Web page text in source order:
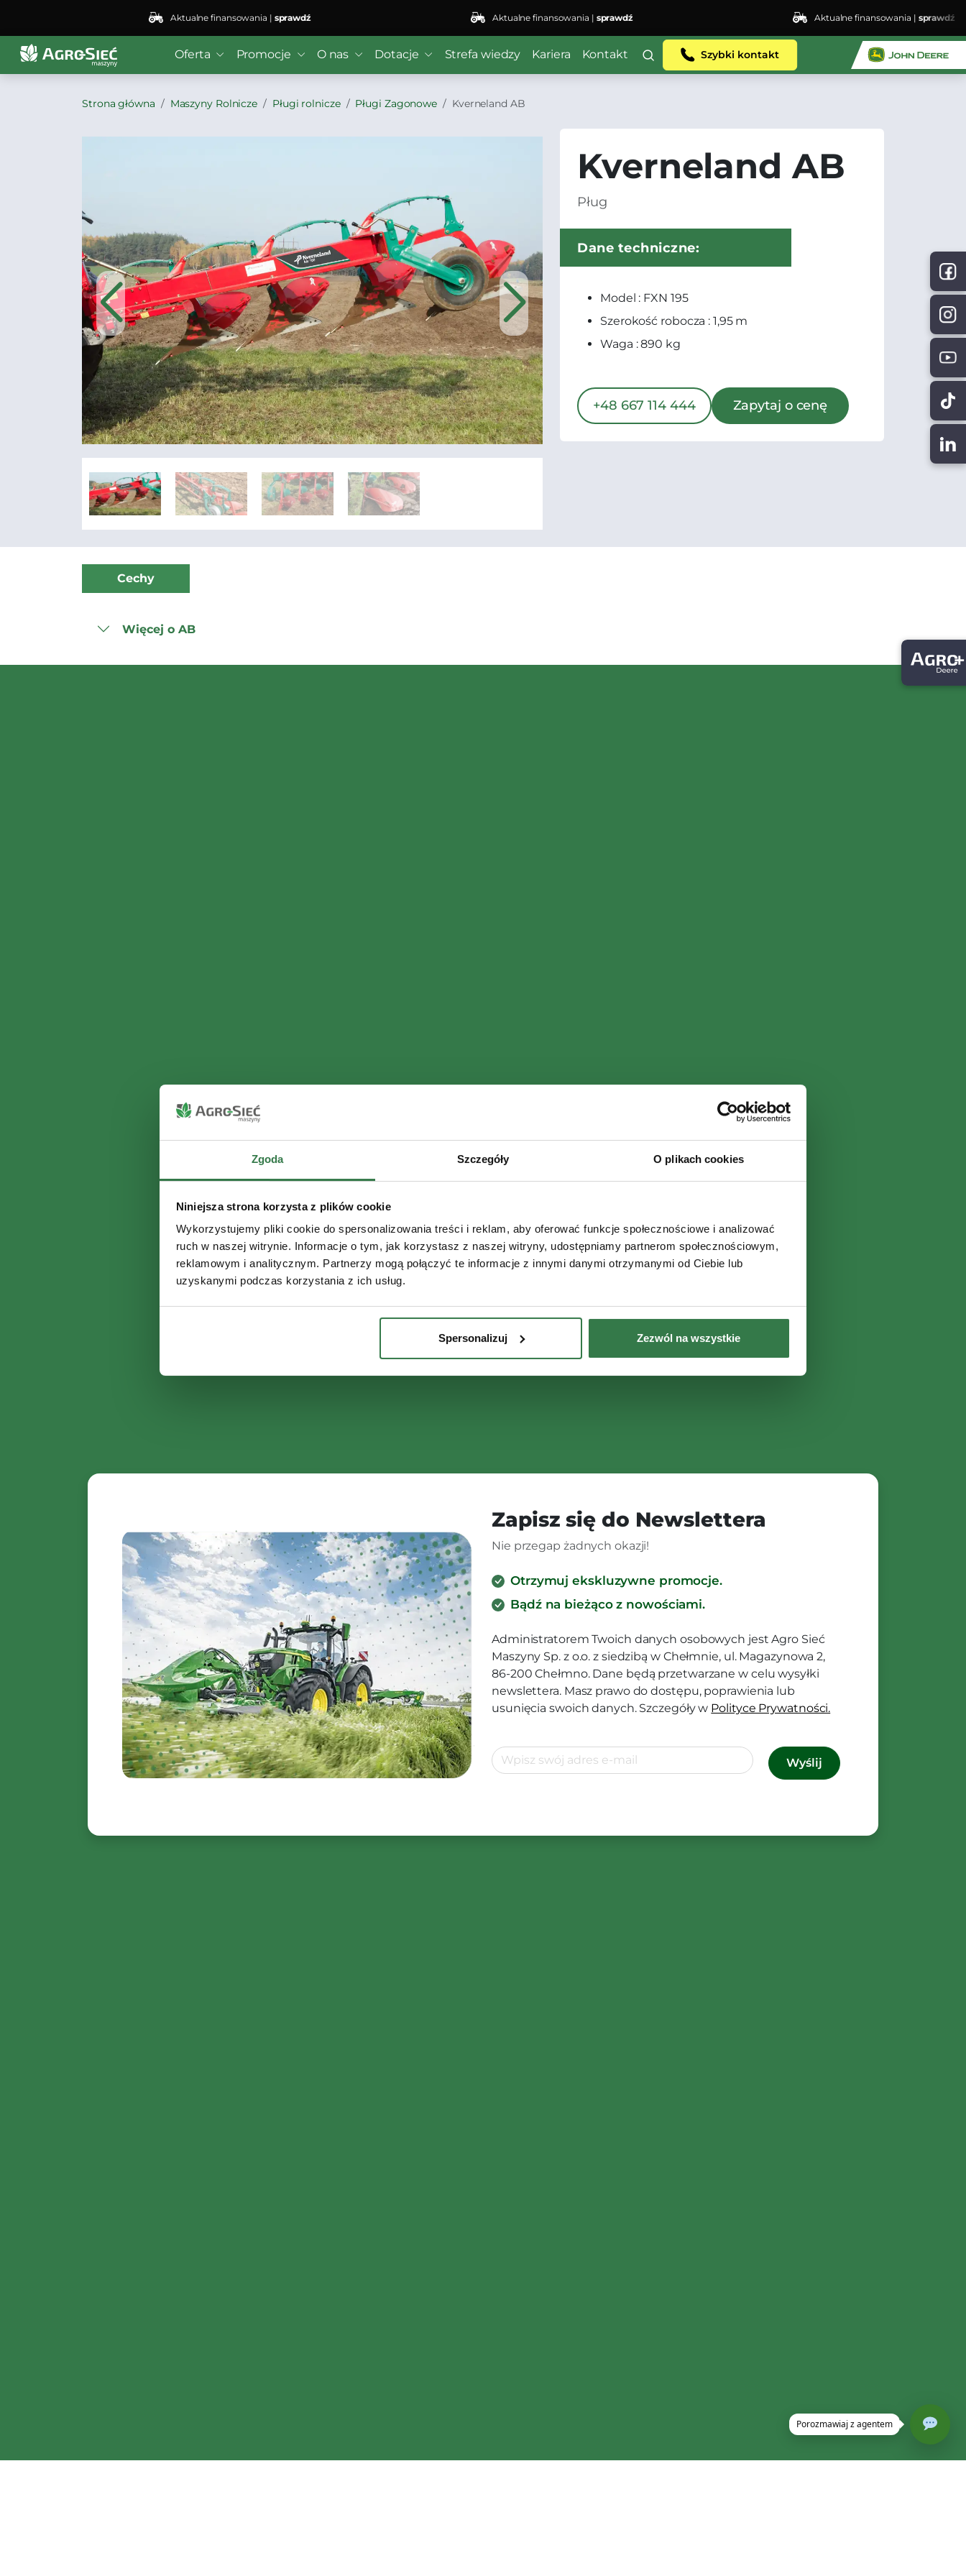
Zgoda Szczegóły O plikach cookies
Niniejsza strona korzysta z plików cookie
Wykorzystujemy pliki cookie do spersonalizowania treści i reklam, aby oferować funkcje społecznościowe i analizować
ruch w naszej witrynie. Informacje o tym, jak korzystasz z naszej witryny, udostępniamy partnerom społecznościowym,
reklamowym i analitycznym. Partnerzy mogą połączyć te informacje z innymi danymi otrzymanymi od Ciebie lub
uzyskanymi podczas korzystania z ich usług.
Spersonalizuj Zezwól na wszystkie
Aktualne finansowania |sprawdź Aktualne finansowania |sprawdź Aktualne finansowania |sprawdź
Oferta Promocje O nas Dotacje Strefa wiedzy Kariera Kontakt Szybki kontakt
Strona główna Maszyny Rolnicze Pługi rolnicze Pługi Zagonowe Kverneland AB
Kverneland AB
Pług
Dane techniczne:
Model : FXN 195
Szerokość robocza : 1,95 m
Waga : 890 kg
+48 667 114 444 Zapytaj o cenę
Cechy
Więcej o AB
Zapisz się do Newslettera
Nie przegap żadnych okazji!
Otrzymuj ekskluzywne promocje.
Bądź na bieżąco z nowościami.
Administratorem Twoich danych osobowych jest Agro Sieć
Maszyny Sp. z o.o. z siedzibą w Chełmnie, ul. Magazynowa 2,
86-200 Chełmno. Dane będą przetwarzane w celu wysyłki
newslettera. Masz prawo do dostępu, poprawienia lub
usunięcia swoich danych. Szczegóły w Polityce Prywatności.